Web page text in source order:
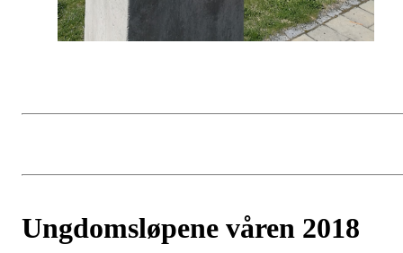
Ungdomsløpene våren 2018